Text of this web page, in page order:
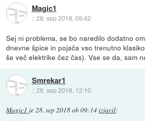
Magic1
::28. sep 2018, 09:42
Sej ni problema, se bo naredilo dodatno
dnevne špice in pojača vso trenutno
še več elektrike čez čas). Vse se da, sam
Smrekar1
::28. sep 2018, 12:10
Magic1 je28. sep 2018 ob 09:14izjavil: